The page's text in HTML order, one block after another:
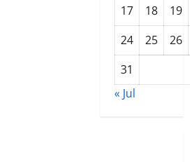
17
18
19
24
25
26
31
« Jul